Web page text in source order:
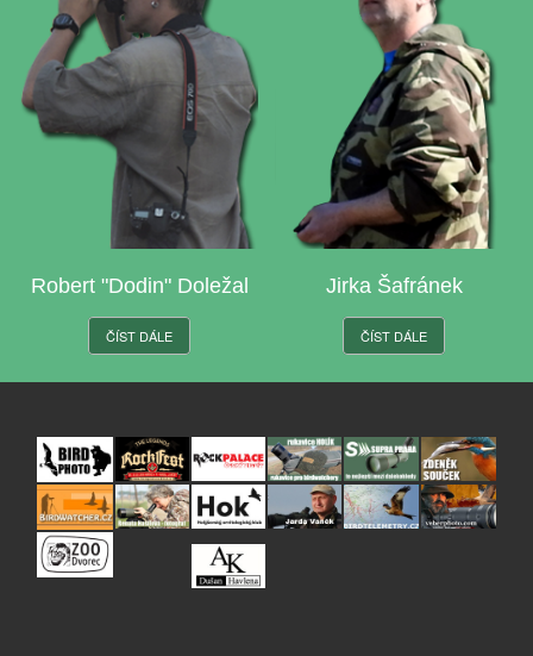
Robert "Dodin" Doležal
ČÍST DÁLE
Jirka Šafránek
ČÍST DÁLE